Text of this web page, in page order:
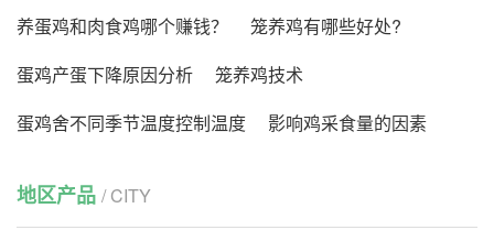
养蛋鸡和肉食鸡哪个赚钱？
笼养鸡有哪些好处?
蛋鸡产蛋下降原因分析
笼养鸡技术
蛋鸡舍不同季节温度控制温度
影响鸡采食量的因素
地区产品 / CITY